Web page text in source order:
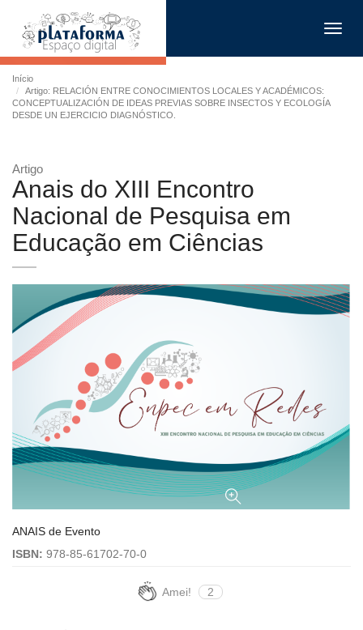
Início
Artigo: RELACIÓN ENTRE CONOCIMIENTOS LOCALES Y ACADÉMICOS:
CONCEPTUALIZACIÓN DE IDEAS PREVIAS SOBRE INSECTOS Y ECOLOGÍA
DESDE UN EJERCICIO DIAGNÓSTICO.
Artigo
Anais do XIII Encontro
Nacional de Pesquisa em
Educação em Ciências
ANAIS de Evento
ISBN: 978-85-61702-70-0
Amei! 2